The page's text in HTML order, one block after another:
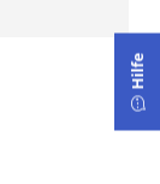
Hilfe